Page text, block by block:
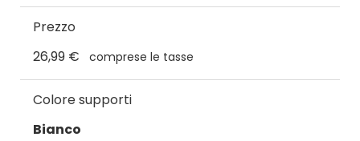
Prezzo
26,99 € comprese le tasse
Colore supporti
Bianco